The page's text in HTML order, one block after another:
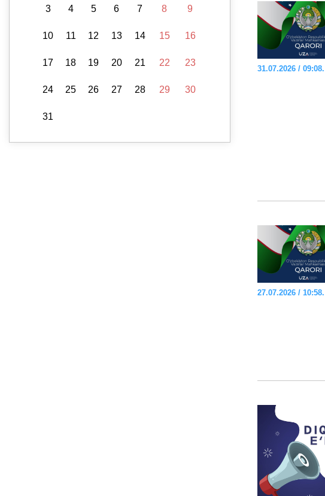
3 4 5 6 7 8 9
10 11 12 13 14 15 16
17 18 19 20 21 22 23
24 25 26 27 28 29 30
31
31.07.2026 / 09:08.
27.07.2026 / 10:58.